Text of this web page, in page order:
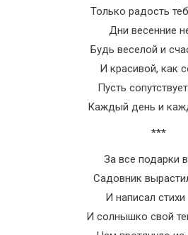
Только радость
Дни весенние
Будь веселой и
И красивой, как
Пусть
Каждый день и
***
За все подарки
Садовник
И написал стихи
И солнышко свой